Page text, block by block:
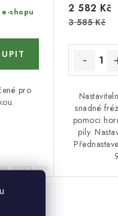
shopu
pro
102-RTS/1000
2 582 Kč
3 585 Kč
snadné
pomoci
pily.